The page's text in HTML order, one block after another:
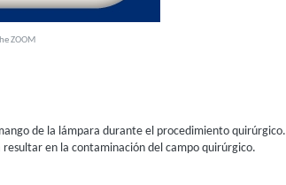
ZOOM
de la lámpara durante el procedimiento quirúrgico.
en la contaminación del campo quirúrgico.